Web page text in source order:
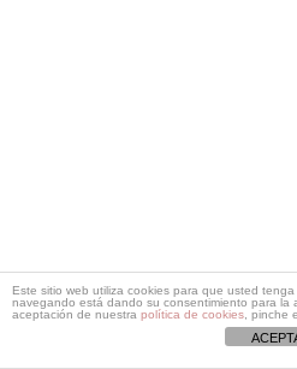
Este sitio web utiliza cookies para que usted
navegando está dando su consentimiento para la
aceptación de nuestra política de cookies , pinche